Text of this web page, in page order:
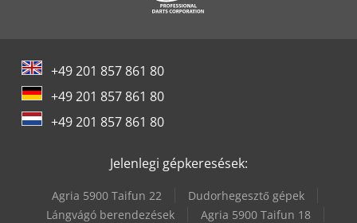
+49 201 857 861 80
+49 201 857 861 80
+49 201 857 861 80
Jelenlegi gépkeresések:
Agria 5900 Taifun 22
Dudorhegesztő gépek
Lángvágó berendezések
Agria 5900 Taifun 18